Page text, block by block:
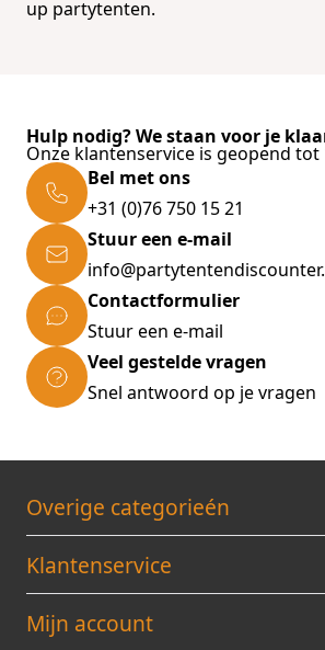
up partytenten.
Hulp nodig? We staan voor je
Onze klantenservice is geopend tot
Bel met ons
+31 (0)76 750 15 21
Stuur een e-mail
Contactformulier
Stuur een e-mail
Veel gestelde vragen
Snel antwoord op je vragen
Overige categorieén
Klantenservice
Mijn account